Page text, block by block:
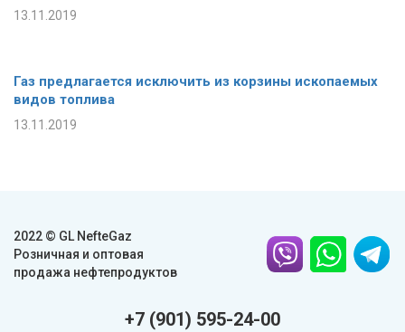
13.11.2019
Газ предлагается исключить из корзины ископаемых
видов топлива
13.11.2019
2022 © GL NefteGaz
Розничная и оптовая
продажа нефтепродуктов
+7 (901) 595-24-00